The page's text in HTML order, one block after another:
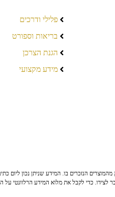
פלילי ודרכים
בריאות וספורט
הגנת הצרכן
מידע מקצועי
הנזכרים בו. המידע שניתן נכון ליום
כדי לקבל את מלוא המידע הרלוונטי על